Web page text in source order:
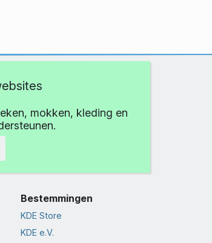
mokken, kleding en
Bestemmingen
KDE Store
KDE e.V.